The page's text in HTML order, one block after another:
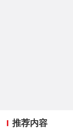
推荐内容